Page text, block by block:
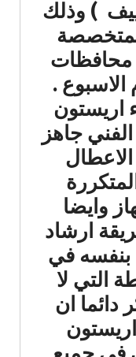
) وذلك
محافظات
الاسبوع .
اريستون
جاهز
وايضا
ارشاد
بنفسه في
التي لا
ان